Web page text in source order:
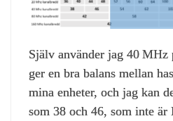
Själv använder jag 40 MHz
ger en bra balans mellan
mina enheter, och jag kan
som 38 och 46, som inte är